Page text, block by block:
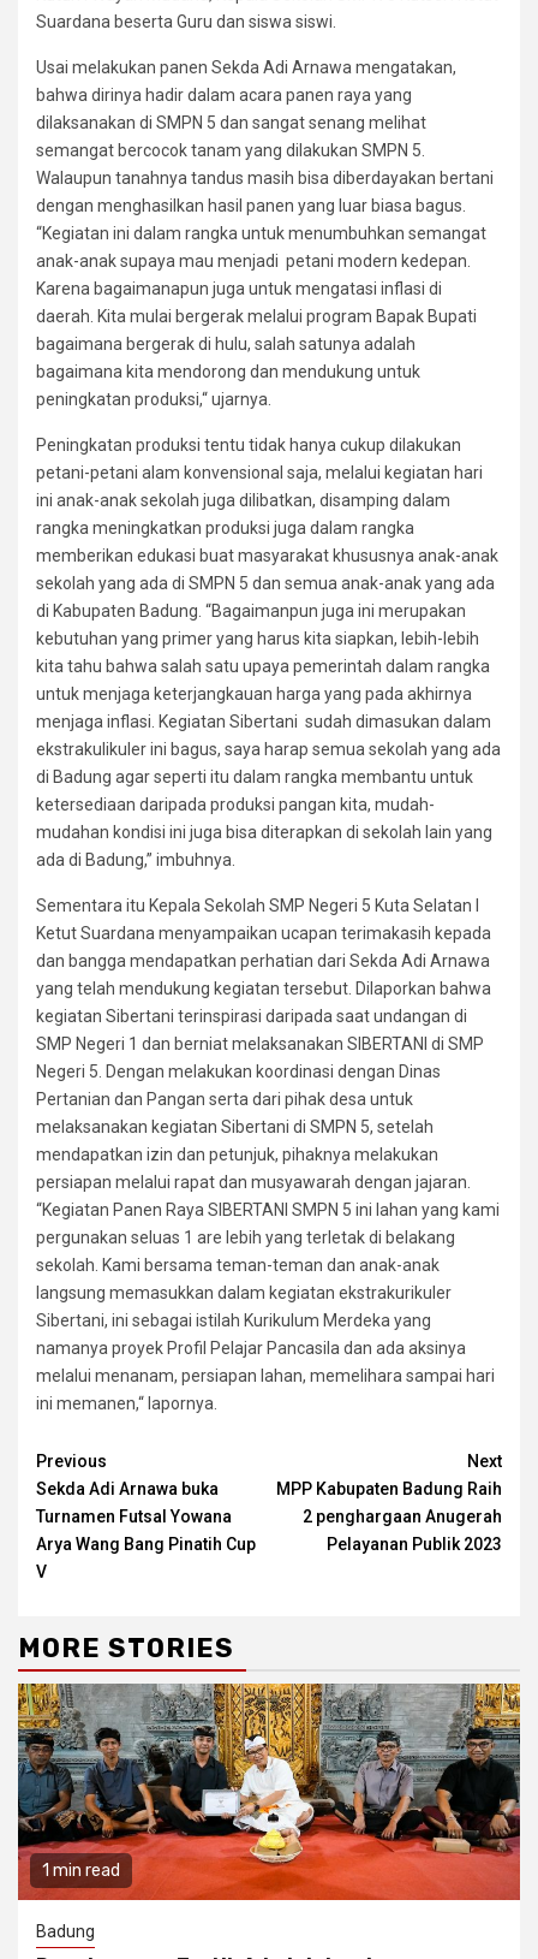
Suardana beserta Guru dan siswa siswi.
Usai melakukan panen Sekda Adi Arnawa mengatakan,
bahwa dirinya hadir dalam acara panen raya yang
dilaksanakan di SMPN 5 dan sangat senang melihat
semangat bercocok tanam yang dilakukan SMPN 5.
Walaupun tanahnya tandus masih bisa diberdayakan bertani
dengan menghasilkan hasil panen yang luar biasa bagus.
“Kegiatan ini dalam rangka untuk menumbuhkan semangat
anak-anak supaya mau menjadi petani modern kedepan.
Karena bagaimanapun juga untuk mengatasi inflasi di
daerah. Kita mulai bergerak melalui program Bapak Bupati
bagaimana bergerak di hulu, salah satunya adalah
bagaimana kita mendorong dan mendukung untuk
peningkatan produksi,“ ujarnya.
Peningkatan produksi tentu tidak hanya cukup dilakukan
petani-petani alam konvensional saja, melalui kegiatan hari
ini anak-anak sekolah juga dilibatkan, disamping dalam
rangka meningkatkan produksi juga dalam rangka
memberikan edukasi buat masyarakat khususnya anak-anak
sekolah yang ada di SMPN 5 dan semua anak-anak yang ada
di Kabupaten Badung. “Bagaimanpun juga ini merupakan
kebutuhan yang primer yang harus kita siapkan, lebih-lebih
kita tahu bahwa salah satu upaya pemerintah dalam rangka
untuk menjaga keterjangkauan harga yang pada akhirnya
menjaga inflasi. Kegiatan Sibertani sudah dimasukan dalam
ekstrakulikuler ini bagus, saya harap semua sekolah yang ada
di Badung agar seperti itu dalam rangka membantu untuk
ketersediaan daripada produksi pangan kita, mudah-
mudahan kondisi ini juga bisa diterapkan di sekolah lain yang
ada di Badung,” imbuhnya.
Sementara itu Kepala Sekolah SMP Negeri 5 Kuta Selatan l
Ketut Suardana menyampaikan ucapan terimakasih kepada
dan bangga mendapatkan perhatian dari Sekda Adi Arnawa
yang telah mendukung kegiatan tersebut. Dilaporkan bahwa
kegiatan Sibertani terinspirasi daripada saat undangan di
SMP Negeri 1 dan berniat melaksanakan SIBERTANI di SMP
Negeri 5. Dengan melakukan koordinasi dengan Dinas
Pertanian dan Pangan serta dari pihak desa untuk
melaksanakan kegiatan Sibertani di SMPN 5, setelah
mendapatkan izin dan petunjuk, pihaknya melakukan
persiapan melalui rapat dan musyawarah dengan jajaran.
“Kegiatan Panen Raya SIBERTANI SMPN 5 ini lahan yang kami
pergunakan seluas 1 are lebih yang terletak di belakang
sekolah. Kami bersama teman-teman dan anak-anak
langsung memasukkan dalam kegiatan ekstrakurikuler
Sibertani, ini sebagai istilah Kurikulum Merdeka yang
namanya proyek Profil Pelajar Pancasila dan ada aksinya
melalui menanam, persiapan lahan, memelihara sampai hari
ini memanen,“ lapornya.
Continue
Reading
Previous
Sekda Adi Arnawa buka
Turnamen Futsal Yowana
Arya Wang Bang Pinatih Cup
V
Next
MPP Kabupaten Badung Raih
2 penghargaan Anugerah
Pelayanan Publik 2023
MORE STORIES
1 min read
Badung